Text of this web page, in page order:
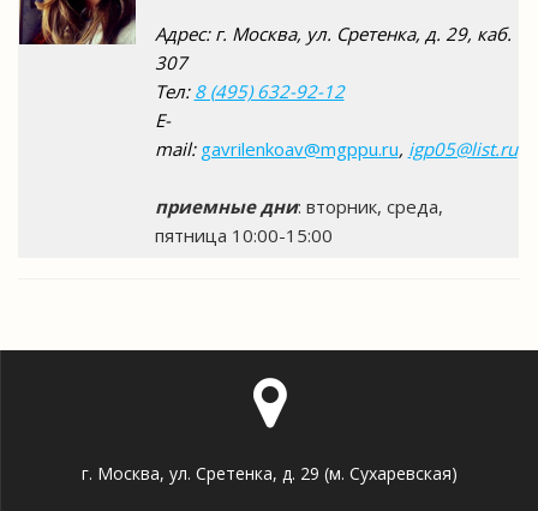
Адрес: г. Москва, ул. Сретенка, д. 29, каб.
307
Тел: 8 (495) 632-92-12
E-
mail: gavrilenkoav@mgppu.ru, igp05@list.ru
приемные дни: вторник, среда,
пятница 10:00-15:00
г. Москва, ул. Сретенка, д. 29 (м. Сухаревская)